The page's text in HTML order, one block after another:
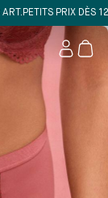
PETITS PRIX DÈS 12€ &
Mon